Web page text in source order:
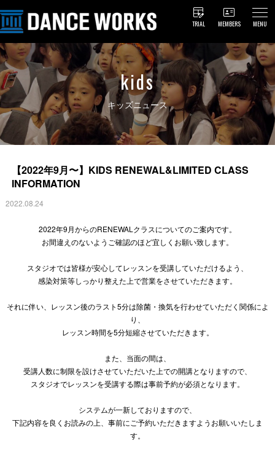
TRIAL MEMBERS MENU
kids
キッズニュース
【2022年9月〜】KIDS RENEWAL&LIMITED CLASS
INFORMATION
2022.08.24
2022年9月からのRENEWALクラスについてのご案内です。
お間違えのないようご確認のほど宜しくお願い致します。
スタジオでは皆様が安心してレッスンを受講していただけるよう、
感染対策等しっかり整えた上で営業をさせていただきます。
それに伴い、レッスン後のラスト5分は除菌・換気を行わせていただく関係によ
り、
レッスン時間を5分短縮させていただきます。
また、当面の間は、
受講人数に制限を設けさせていただいた上での開講となりますので
スタジオでレッスンを受講する際は事前予約が必須となります。
システムが一新しておりますので、
下記内容を良くお読みの上、 事前にご予約いただきますようお願いいたしま
す。